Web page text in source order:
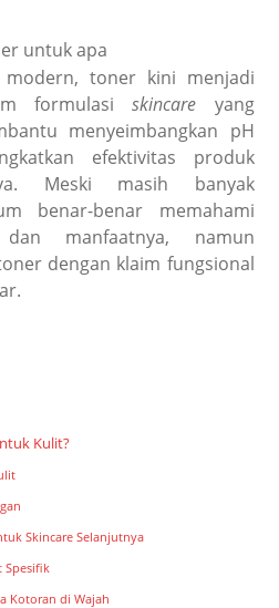
modern, toner kini menjadi
formulasi skincare yang
menyeimbangkan pH
efektivitas produk
Meski masih banyak
benar-benar memahami
manfaatnya, namun
dengan klaim fungsional
Kulit?
Skincare Selanjutnya
Spesifik
Kotoran di Wajah